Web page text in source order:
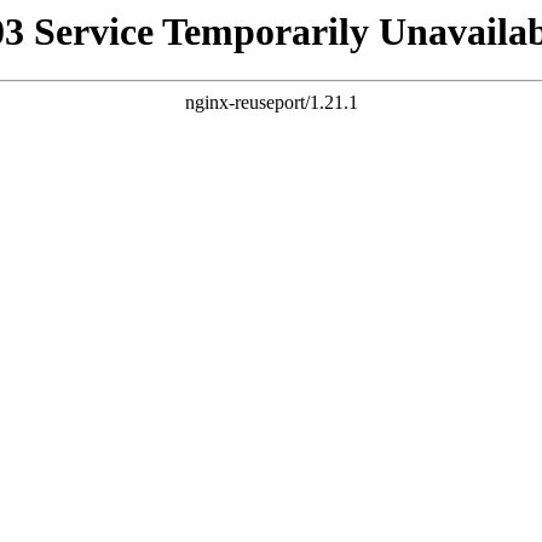
Service Temporarily
nginx-reuseport/1.21.1